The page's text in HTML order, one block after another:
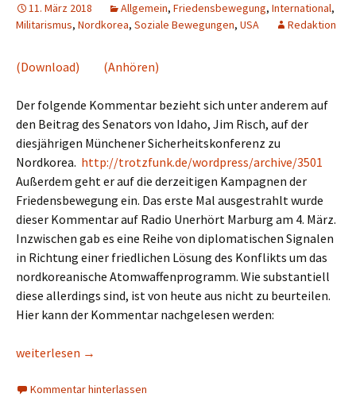
11. März 2018 Allgemein, Friedensbewegung, International,
Militarismus, Nordkorea, Soziale Bewegungen, USA Redaktion
(Download) (Anhören)
Der folgende Kommentar bezieht sich unter anderem auf
den Beitrag des Senators von Idaho, Jim Risch, auf der
diesjährigen Münchener Sicherheitskonferenz zu
Nordkorea. http://trotzfunk.de/wordpress/archive/3501
Außerdem geht er auf die derzeitigen Kampagnen der
Friedensbewegung ein. Das erste Mal ausgestrahlt wurde
dieser Kommentar auf Radio Unerhört Marburg am 4. März.
Inzwischen gab es eine Reihe von diplomatischen Signalen
in Richtung einer friedlichen Lösung des Konflikts um das
nordkoreanische Atomwaffenprogramm. Wie substantiell
diese allerdings sind, ist von heute aus nicht zu beurteilen.
Hier kann der Kommentar nachgelesen werden:
Für Abrüstung, gegen Krieg(sdrohungen) – Auf zum
weiterlesen →
Kommentar hinterlassen